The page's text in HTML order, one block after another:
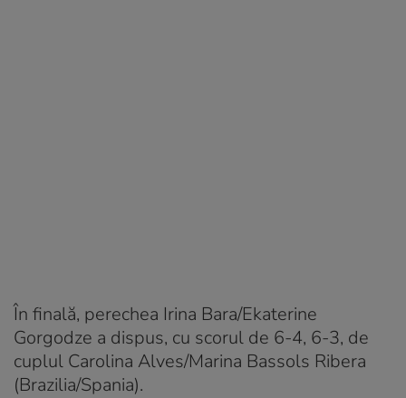
În finală, perechea Irina Bara/Ekaterine
Gorgodze a dispus, cu scorul de 6-4, 6-3, de
cuplul Carolina Alves/Marina Bassols Ribera
(Brazilia/Spania).